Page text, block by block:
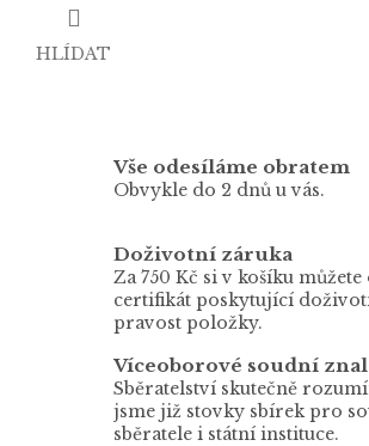
HLÍDAT
Vše odesíláme obratem
Obvykle do 2 dnů u vás.
Doživotní záruka
Za 750 Kč si v košíku
certifikát poskytující
pravost položky.
Víceoborové soudní
Sběratelství skutečně
jsme již stovky sbírek pro
sběratele i státní instituce.